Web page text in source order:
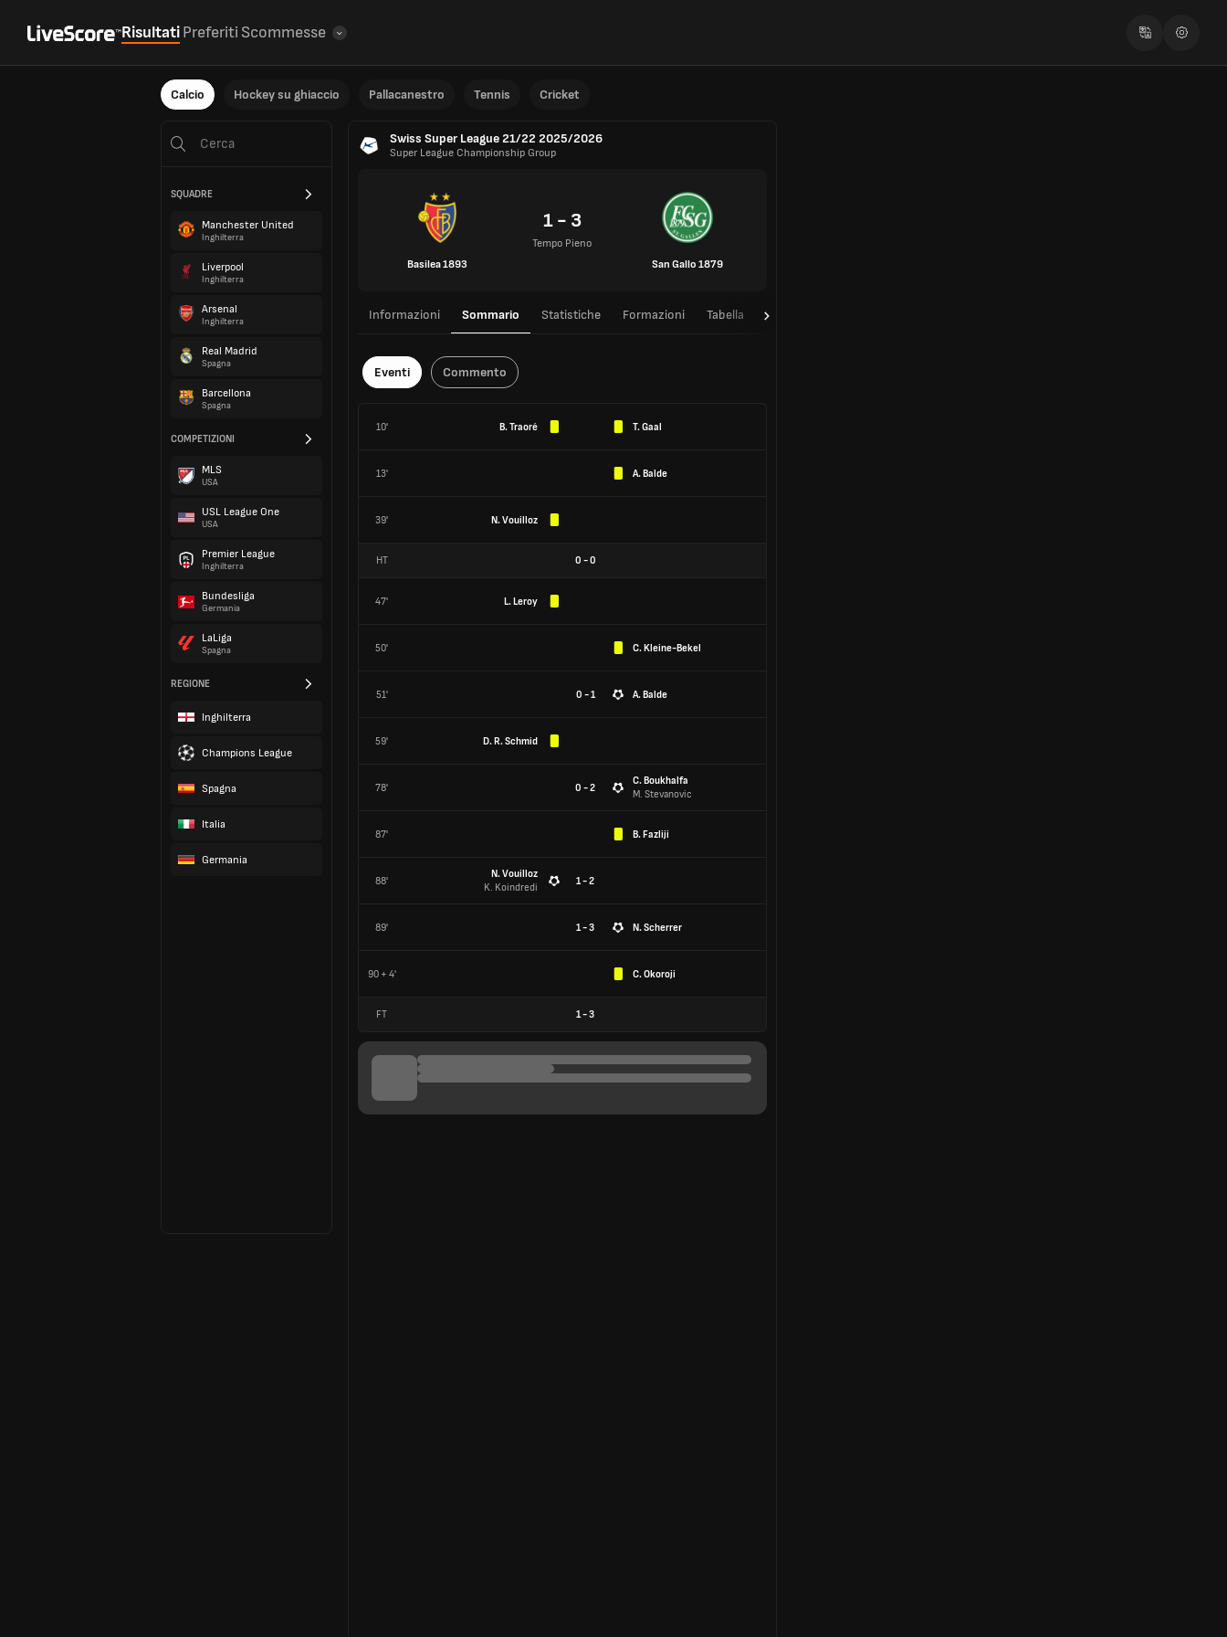
RisultatiPreferiti Scommesse
Calcio Hockey su ghiaccio Pallacanestro Tennis Cricket
SQUADRE
Manchester United
Inghilterra
Liverpool
Inghilterra
Arsenal
Inghilterra
Real Madrid
Spagna
Barcellona
Spagna
COMPETIZIONI
MLS
USA
USL League One
USA
Premier League
Inghilterra
Bundesliga
Germania
LaLiga
Spagna
REGIONE
Inghilterra
Champions League
Spagna
Italia
Germania
Swiss Super League 21/22 2025/2026
Super League Championship Group
Basilea 1893
1 - 3
Tempo Pieno
San Gallo 1879
Informazioni Sommario Statistiche Formazioni Tabella T/T
Eventi Commento
10' B. Traoré T. Gaal
13' A. Balde
39' N. Vouilloz
HT 0 -0
47' L. Leroy
50' C. Kleine-Bekel
51' 0 - 1 A. Balde
59' D. R. Schmid
78' 0 - 2
C. Boukhalfa
M. Stevanovic
87' B. Fazliji
88'
N. Vouilloz
K. Koindredi
1 - 2
89' 1 - 3 N. Scherrer
90 + 4' C. Okoroji
FT 1-3